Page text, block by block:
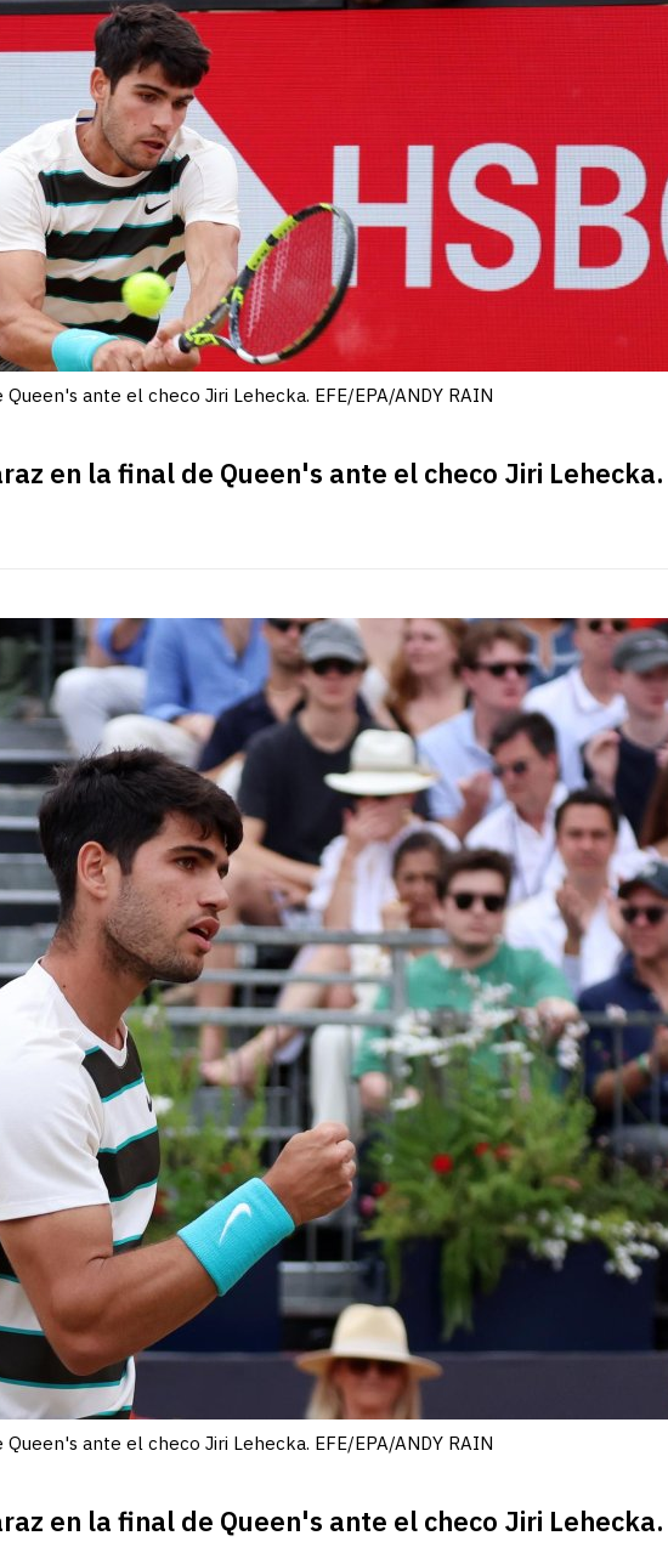
ante el checo Jiri Lehecka. EFE/EPA/ANDY RAIN
en la final de Queen's ante el checo Jiri Lehecka.
ante el checo Jiri Lehecka. EFE/EPA/ANDY RAIN
en la final de Queen's ante el checo Jiri Lehecka.